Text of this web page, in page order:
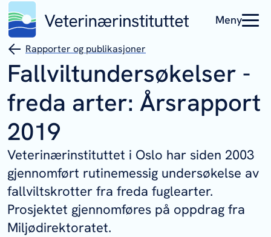
Meny
Rapporter og publikasjoner
Fallviltundersøkelser -
freda arter: Årsrapport
2019
Veterinærinstituttet i Oslo har siden 2003
gjennomført rutinemessig undersøkelse av
fallviltskrotter fra freda fuglearter.
Prosjektet gjennomføres på oppdrag fra
Miljødirektoratet.